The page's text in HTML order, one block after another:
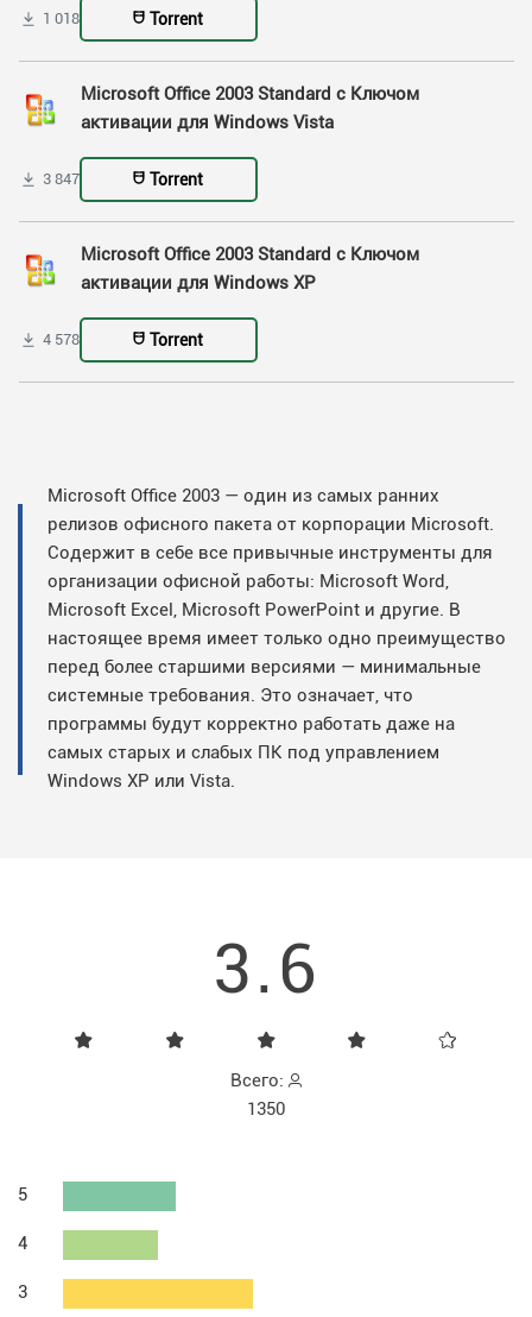
1 018 Torrent
Microsoft Office 2003 Standard с Ключом
активации для Windows Vista
3 847 Torrent
Microsoft Office 2003 Standard с Ключом
активации для Windows XP
4 578 Torrent
Microsoft Office 2003 — один из самых ранних
релизов офисного пакета от корпорации Microsoft.
Содержит в себе все привычные инструменты для
организации офисной работы: Microsoft Word,
Microsoft Excel, Microsoft PowerPoint и другие. В
настоящее время имеет только одно преимущество
перед более старшими версиями — минимальные
системные требования. Это означает, что
программы будут корректно работать даже на
самых старых и слабых ПК под управлением
Windows XP или Vista.
3.6
Всего:
1350
5
4
3